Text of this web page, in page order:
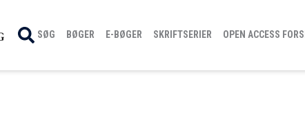
SØG BØGER E-BØGER SKRIFTSERIER OPEN ACCESS